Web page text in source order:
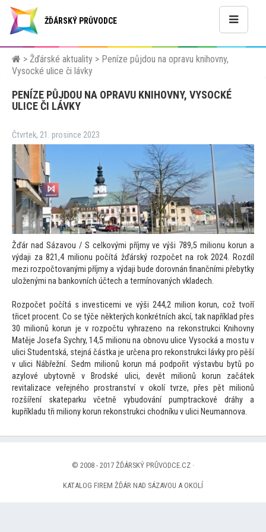
ŽĎÁRSKÝ PRŮVODCE
> Žďárské aktuality > Peníze půjdou na opravu knihovny,
Vysocké ulice či lávky
PENÍZE PŮJDOU NA OPRAVU KNIHOVNY, VYSOCKÉ
ULICE ČI LÁVKY
Čtvrtek, 21. prosince 2023
Žďár nad Sázavou / S celkovými příjmy ve výši 789,5 milionu korun a
výdaji za 821,4 milionu počítá žďárský rozpočet na rok 2024. Rozdíl
mezi rozpočtovanými příjmy a výdaji bude dorovnán finančními přebytky
uloženými na bankovních účtech a termínovaných vkladech.
Rozpočet počítá s investicemi ve výši 244,2 milion korun, což tvoří
třicet procent. Co se týče některých konkrétních akcí, tak například přes
30 milionů korun je v rozpočtu vyhrazeno na rekonstrukci Knihovny
Matěje Josefa Sychry, 14,5 milionu na obnovu ulice Vysocká a mostu v
ulici Studentská, stejná částka je určena pro rekonstrukci lávky pro pěší
v ulici Nábřežní. Sedm milionů korun má podpořit výstavbu bytů po
azylové ubytovně v Brodské ulici, devět milionů korun začátek
revitalizace veřejného prostranství v okolí tvrze, přes pět milionů
rozšíření skateparku včetně vybudování pumptrackové dráhy a
kupříkladu tři miliony korun rekonstrukci chodníku v ulici Neumannova.
© 2008 - 2017 ŽĎÁRSKÝ PRŮVODCE.CZ ·
KATALOG FIREM ŽĎÁR NAD SÁZAVOU A OKOLÍ